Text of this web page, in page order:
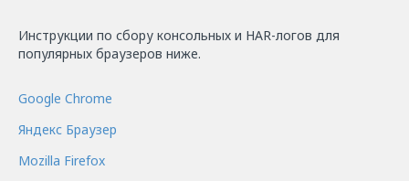
Инструкции по сбору консольных и HAR-логов для
популярных браузеров ниже.
Google Chrome
Яндекс Браузер
Mozilla Firefox